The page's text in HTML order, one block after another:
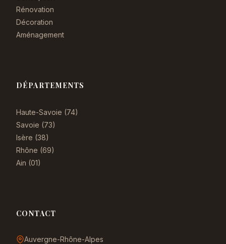
Rénovation
Décoration
Aménagement
DÉPARTEMENTS
Haute-Savoie (74)
Savoie (73)
Isère (38)
Rhône (69)
Ain (01)
CONTACT
Auvergne-Rhône-Alpes